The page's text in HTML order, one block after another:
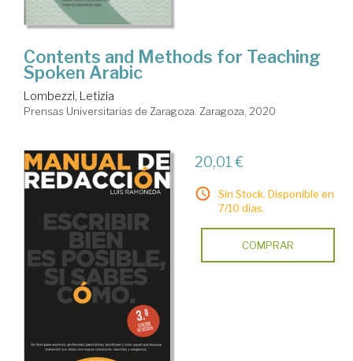
Contents and Methods for Teaching
Spoken Arabic
Lombezzi, Letizia
Prensas Universitarias de Zaragoza. Zaragoza, 2020
20,01 €
Sin Stock. Disponible en
7/10 días.
COMPRAR